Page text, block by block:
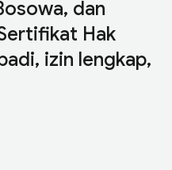
dan
Hak
izin lengkap,